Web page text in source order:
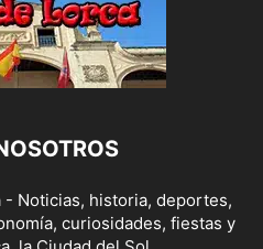
- Noticias, historia, deportes,
curiosidades, fiestas y